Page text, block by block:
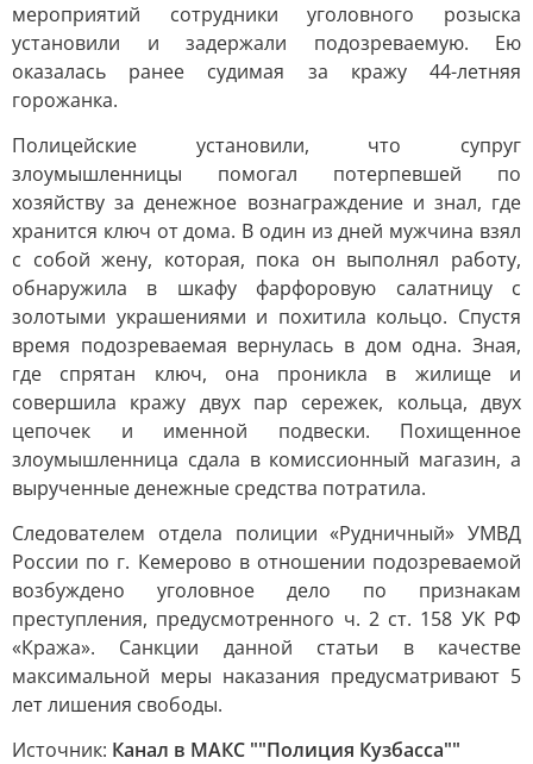
мероприятий сотрудники уголовного розыска
установили и задержали подозреваемую. Ею
оказалась ранее судимая за кражу 44-летняя
горожанка.
Полицейские установили, что супруг
злоумышленницы помогал потерпевшей по
хозяйству за денежное вознаграждение и знал, где
хранится ключ от дома. В один из дней мужчина взял
с собой жену, которая, пока он выполнял работу,
обнаружила в шкафу фарфоровую салатницу с
золотыми украшениями и похитила кольцо. Спустя
время подозреваемая вернулась в дом одна. Зная,
где спрятан ключ, она проникла в жилище и
совершила кражу двух пар сережек, кольца, двух
цепочек и именной подвески. Похищенное
злоумышленница сдала в комиссионный магазин, а
вырученные денежные средства потратила.
Следователем отдела полиции «Рудничный» УМВД
России по г. Кемерово в отношении подозреваемой
возбуждено уголовное дело по признакам
преступления, предусмотренного ч. 2 ст. 158 УК РФ
«Кража». Санкции данной статьи в качестве
максимальной меры наказания предусматривают 5
лет лишения свободы.
Источник: Канал в МАКС ""Полиция Кузбасса""